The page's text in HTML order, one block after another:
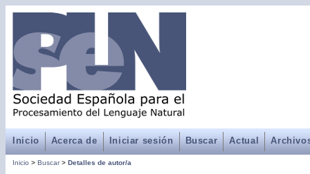
Inicio Acerca de Iniciar sesión Buscar Actual
Inicio > Buscar> Detalles de autor/a